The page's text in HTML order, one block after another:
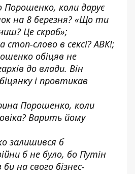
коли дарує
на 8 березня? «Що ти
Це скраб»;
стоп-слово в сексі? АВК!;
обіцяв не
до влади. Він
і провтикав
Порошенко, коли
Варить йому
залишився б
б не було, бо Путін
на свого бізнес-